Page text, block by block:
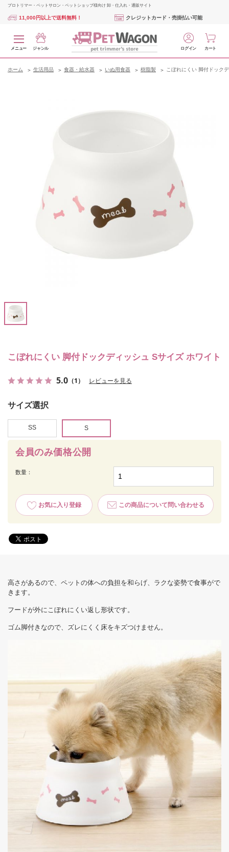
プロトリマー・ペットサロン・ペットショップ様向け 卸・仕入れ・通販サイト
11,000円以上で送料無料！ クレジットカード・売掛払い可能
メニュー ジャンル ログイン カート
ホーム 生活用品 食器・給水器 いぬ用食器 樹脂製 こぼれにくい 脚付ドック
こぼれにくい 脚付ドックディッシュ Sサイズ ホワイト
5.0 （1） レビューを見る
会員のみ価格公開
数量：
お気に入り登録 この商品について問い合わせる
サイズ選択
SS S
高さがあるので、ペットの体への負担を和らげ、ラクな姿勢で食事がで
きます。
フードが外にこぼれにくい返し形状です。
ゴム脚付きなので、ズレにくく床をキズつけません。